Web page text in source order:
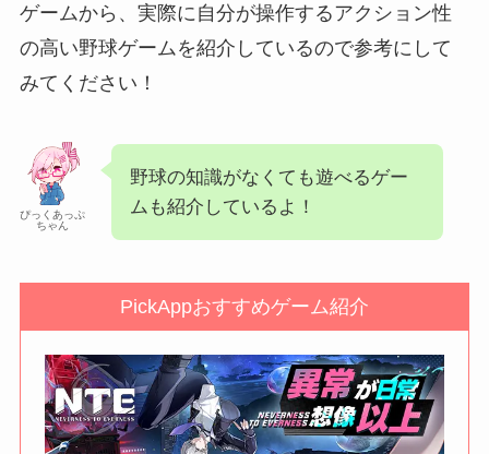
ゲームから、実際に自分が操作するアクション性
の高い野球ゲームを紹介しているので参考にして
みてください！
ぴっくあっぷ
ちゃん
野球の知識がなくても遊べるゲー
ムも紹介しているよ！
PickAppおすすめゲーム紹介